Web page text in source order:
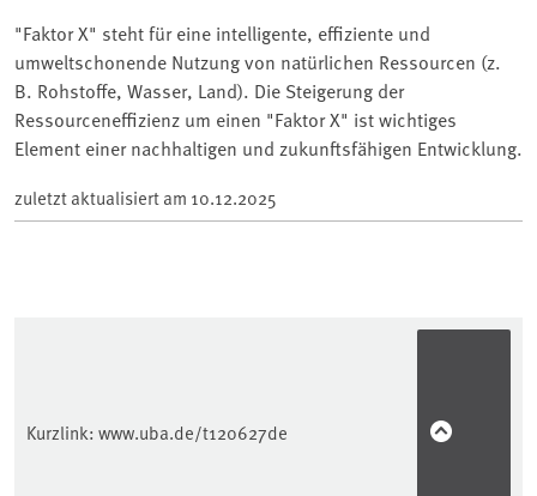
"Faktor X" steht für eine intelligente, effiziente und
umweltschonende Nutzung von natürlichen Ressourcen (z.
B. Rohstoffe, Wasser, Land). Die Steigerung der
Ressourceneffizienz um einen "Faktor X" ist wichtiges
Element einer nachhaltigen und zukunftsfähigen Entwicklung.
zuletzt aktualisiert am 10.12.2025
Kurzlink: www.uba.de/t120627de